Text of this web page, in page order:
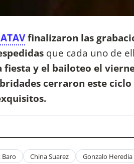
ATAVfinalizaron las
que cada uno de
fiesta y el bailoteo el
cerraron este
Baro China Suarez Gonzalo Heredia